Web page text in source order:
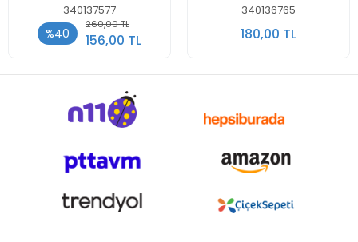
340137577
%40
260,00 TL
156,00 TL
340136765
180,00 TL